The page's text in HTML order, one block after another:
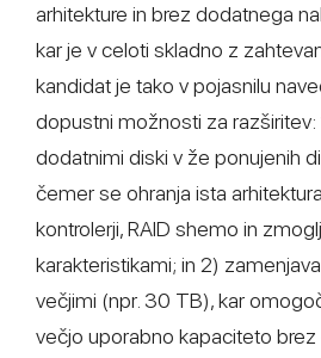
arhitekture in brez dodatnega
kar je v celoti skladno z
kandidat je tako v pojasnilu
dopustni možnosti za razširitev:
dodatnimi diski v že ponujenih
čemer se ohranja ista
kontrolerji, RAID shemo in
karakteristikami; in 2)
večjimi (npr. 30 TB), kar
večjo uporabno kapaciteto brez